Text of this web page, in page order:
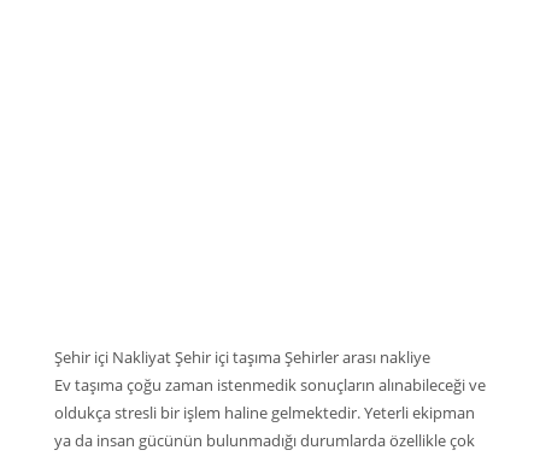
Şehir içi Nakliyat Şehir içi taşıma Şehirler arası nakliye
Ev taşıma çoğu zaman istenmedik sonuçların alınabileceği ve
oldukça stresli bir işlem haline gelmektedir. Yeterli ekipman
ya da insan gücünün bulunmadığı durumlarda özellikle çok